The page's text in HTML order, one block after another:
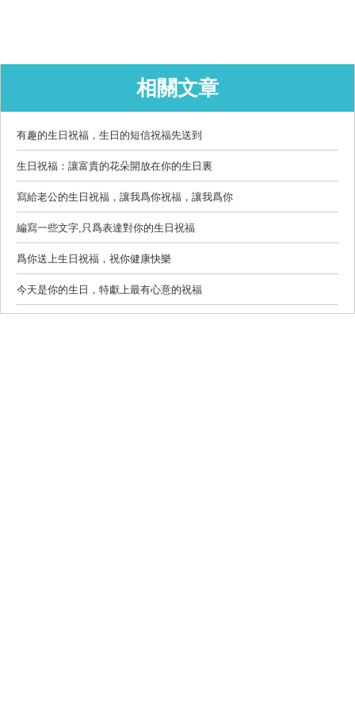
相關文章
有趣的生日祝福，生日的短信祝福先送到
生日祝福：讓富貴的花朵開放在你的生日裏
寫給老公的生日祝福，讓我爲你祝福，讓我爲你
編寫一些文字,只爲表達對你的生日祝福
爲你送上生日祝福，祝你健康快樂
今天是你的生日，特獻上最有心意的祝福